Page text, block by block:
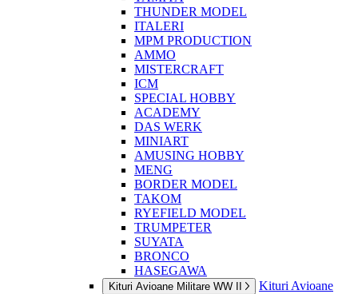
THUNDER MODEL
ITALERI
MPM PRODUCTION
AMMO
MISTERCRAFT
ICM
SPECIAL HOBBY
ACADEMY
DAS WERK
MINIART
AMUSING HOBBY
MENG
BORDER MODEL
TAKOM
RYEFIELD MODEL
TRUMPETER
SUYATA
BRONCO
HASEGAWA
Kituri Avioane Militare WW II
Kituri Avioane